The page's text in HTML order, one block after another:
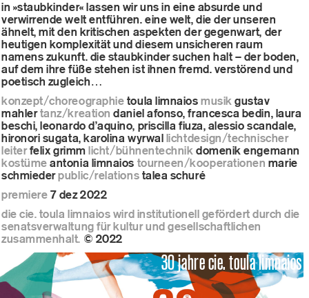
in »staubkinder« lassen wir uns in eine absurde und
verwirrende welt entführen. eine welt, die der unseren
ähnelt, mit den kritischen aspekten der gegenwart, der
heutigen komplexität und diesem unsicheren raum
namens zukunft. die staubkinder suchen halt – der boden,
auf dem ihre füße stehen ist ihnen fremd. verstörend und
poetisch zugleich…
konzept/choreographie toula limnaios musik gustav
mahlertanz/kreation daniel afonso, francesca bedin, laura
beschi, leonardo d’aquino, priscilla fiuza, alessio scandale,
hironori sugata, karolina wyrwal lichtdesign/technischer
leiterfelix grimm licht/bühnentechnik domenik engemann
kostüme antonia limnaios tourneen/kooperationen marie
schmiederpublic/relations talea schuré
premiere 7 dez 2022
die cie. toula limnaios wird institutionell gefördert durch die
senatsverwaltung für kultur und gesellschaftlichen
zusammenhalt. © 2022
30 jahre cie. toula limnaios